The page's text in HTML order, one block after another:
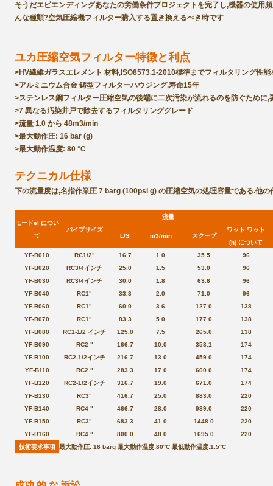
そうだエピエンディングあなたの労働条件プロジェクトを完了し,機器の使用
んな種類?空気圧縮機フィルター購入する置き換えるべき時です
ユカ圧縮空気フィルター特徴と利点
>HV繊維ガラスエレメント 材料,ISO8573.1-2010標準までフィルタリング性能
>アルミニウム合金 鋳型フィルターハウジング,寿命15年
>ステンレス鋼フィルター圧縮空気の後端に二次汚染が流れるのを防ぐために,
>7 異なる汚染井戸で除去するフィルタリンググレード
>流量 1.0 から 48m3/min
>最大動作圧: 16 bar (g)
>最大動作温度: 80 °C
テクニカル仕様
下の流量度は,名指作業圧 7 barg (100psi g) の圧縮空気の処理容量である.他
モードel につい
て
パイプサイズ
流量
L/S m3/min スクープ
ワット ワット
(h) について
YF-B010
RC1/2" 16.7 1.0 35.5
96
YF-B020
RC3/4インチ 25.0 1.5 53.0
96
YF-B030
RC3/4インチ 30.0 1.8 63.6
96
YF-B040
RC1" 33.3 2.0 71.0
96
YF-B060
RC1" 60.0 3.6 127.0
138
YF-B070
RC1" 83.3 5.0 177.0
138
YF-B080
RC1-1/2 インチ 125.0 7.5 265.0
138
YF-B090
RC2 " 166.7 10.0 353.1
174
YF-B100
RC2-1/2インチ 216.7 13.0 459.0
174
YF-B110
RC2 " 283.3 17.0 600.0
174
YF-B120
RC2-1/2インチ 316.7 19.0 671.0
174
YF-B130
RC3" 416.7 25.0 883.0
220
YF-B140
RC4 " 466.7 28.0 989.0
220
YF-B150
RC3" 683.3 41.0 1448.0
220
YF-B160
RC4 " 800.0 48.0 1695.0
220
技術要求事項 最大動作圧: 16 barg 最大動作温度:80°C 最低動作温度:1.5°C